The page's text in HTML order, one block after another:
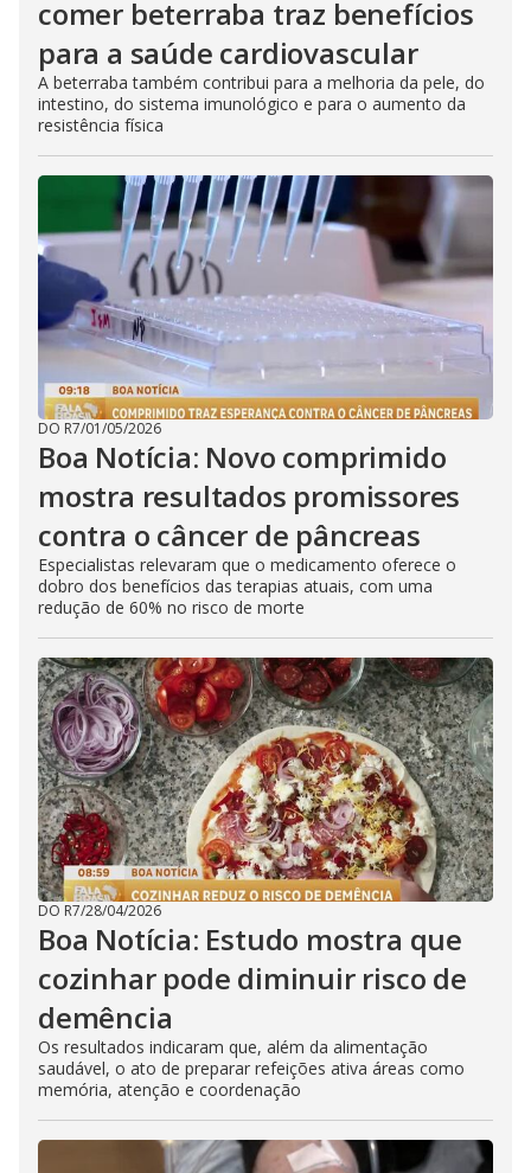
comer beterraba traz benefícios
para a saúde cardiovascular
A beterraba também contribui para a melhoria da pele, do
intestino, do sistema imunológico e para o aumento da
resistência física
DO R7/01/05/2026
Boa Notícia: Novo comprimido
mostra resultados promissores
contra o câncer de pâncreas
Especialistas relevaram que o medicamento oferece o
dobro dos benefícios das terapias atuais, com uma
redução de 60% no risco de morte
DO R7/28/04/2026
Boa Notícia: Estudo mostra que
cozinhar pode diminuir risco de
demência
Os resultados indicaram que, além da alimentação
saudável, o ato de preparar refeições ativa áreas como
memória, atenção e coordenação